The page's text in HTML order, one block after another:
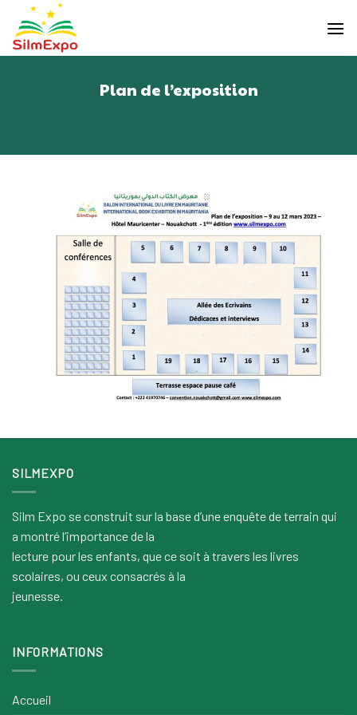
content
Plan de l’exposition
SILMEXPO
Silm Expo se construit sur la base d’une enquête de terrain qui
a montré l’importance de la
lecture pour les enfants, que ce soit à travers les livres
scolaires, ou ceux consacrés à la
jeunesse.
INFORMATIONS
Accueil